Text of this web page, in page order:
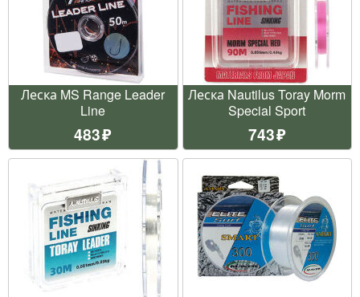
Леска MS Range Leader
Line
483
Леска Nautilus Toray Morm
Special Sport
743